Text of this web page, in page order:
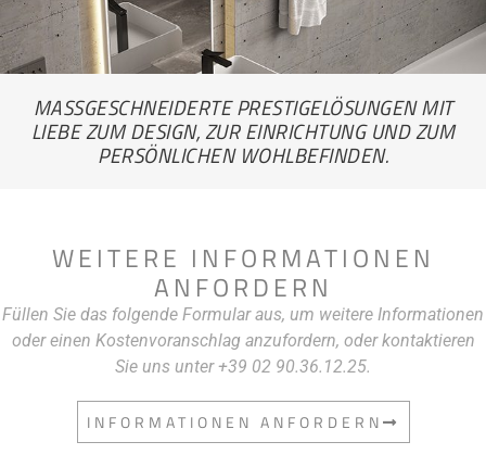
MASSGESCHNEIDERTE PRESTIGELÖSUNGEN MIT L
IEBE ZUM DESIGN, ZUR EINRICHTUNG UND ZUM P
ERSÖNLICHEN WOHLBEFINDEN.
WEITERE INFORMATIONEN
ANFORDERN
Füllen Sie das folgende Formular aus, um weitere Informationen
oder einen Kostenvoranschlag anzufordern, oder kontaktieren
Sie uns unter +39 02 90.36.12.25.
INFORMATIONEN ANFORDERN